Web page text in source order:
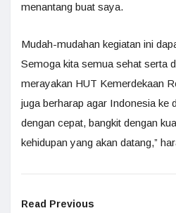
menantang buat saya.
Mudah-mudahan kegiatan ini
Semoga kita semua sehat serta
merayakan HUT Kemerdekaan
juga berharap agar Indonesia ke
dengan cepat, bangkit dengan
kehidupan yang akan datang,”
Read Previous